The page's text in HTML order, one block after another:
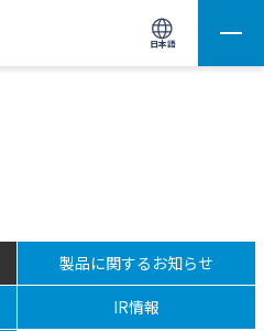
日本語
サイト内検索(Enterで実行)
製品に関するお知らせ
IR情報